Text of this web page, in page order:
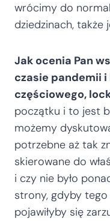
wrócimy do
dziedzinach, także
Jak ocenia Pan
czasie pandemii
częściowego,
początku i to jest
możemy
potrzebne aż tak
skierowane do
i czy nie było
strony, gdyby tego
pojawiłyby się